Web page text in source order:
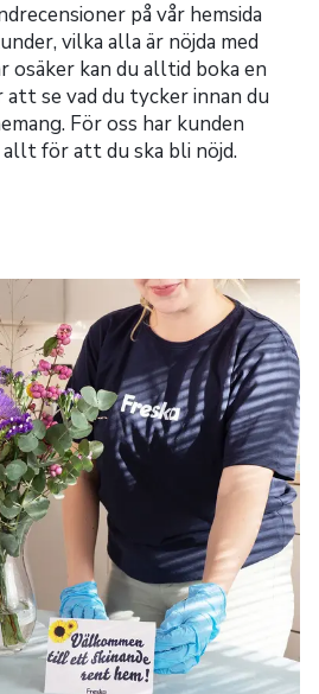
på vår hemsida
vilka alla är nöjda med
osäker kan du alltid boka en
se vad du tycker innan du
För oss har kunden
för att du ska bli nöjd.